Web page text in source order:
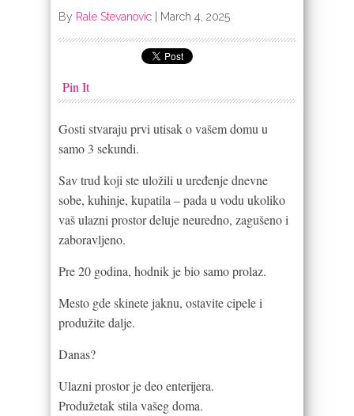
By Rale Stevanovic March 4, 2025
Pin It
Gosti stvaraju prvi utisak o vašem domu u
samo 3 sekundi.
Sav trud koji ste uložili u uređenje dnevne
sobe, kuhinje, kupatila – pada u vodu ukoliko
vaš ulazni prostor deluje neuredno, zagušeno i
zaboravljeno.
Pre 20 godina, hodnik je bio samo prolaz.
Mesto gde skinete jaknu, ostavite cipele i
produžite dalje.
Danas?
Ulazni prostor je deo enterijera.
Produžetak stila vašeg doma.